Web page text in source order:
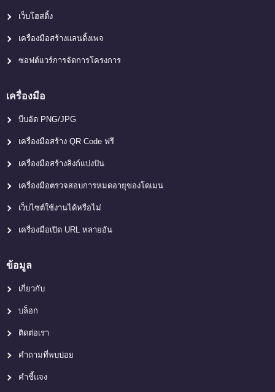
เว็บโฮสติ้ง
เครื่องมือสร้างแลนดิ้งเพจ
ซอฟต์แวร์การจัดการโครงการ
เครื่องมือ
บีบอัด PNG/JPG
เครื่องมือสร้าง QR Code ฟรี
เครื่องมือสร้างลิงก์แบ่งปัน
เครื่องมือตรวจสอบการหมดอายุของโดเมน
เว็บไซต์ใช้งานได้หรือไม่
เครื่องมือเปิด URL หลายอัน
ข้อมูล
เกี่ยวกับ
บล็อก
ติดต่อเรา
คำถามที่พบบ่อย
คำชี้แจง